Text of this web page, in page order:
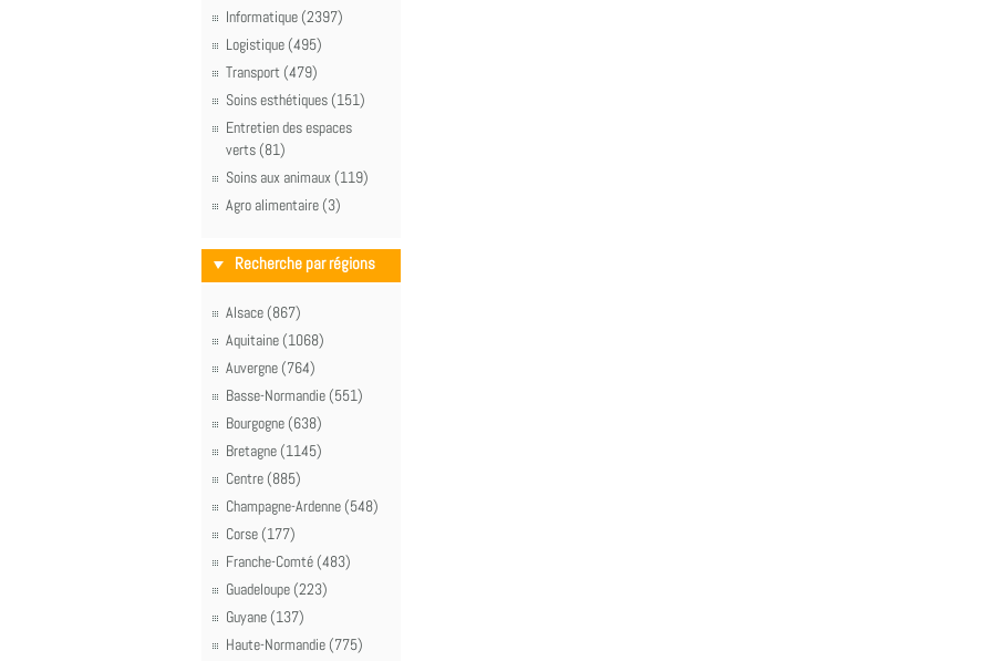
Informatique (2397)
Logistique (495)
Transport (479)
Soins esthétiques (151)
Entretien des espaces
verts (81)
Soins aux animaux (119)
Agro alimentaire (3)
Recherche par régions
Alsace (867)
Aquitaine (1068)
Auvergne (764)
Basse-Normandie (551)
Bourgogne (638)
Bretagne (1145)
Centre (885)
Champagne-Ardenne (548)
Corse (177)
Franche-Comté (483)
Guadeloupe (223)
Guyane (137)
Haute-Normandie (775)